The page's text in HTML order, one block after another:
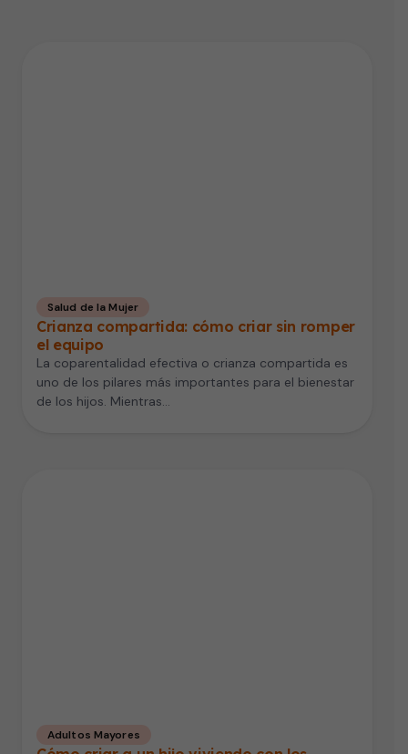
Salud de la Mujer
Crianza compartida: cómo criar sin romper
el equipo
La coparentalidad efectiva o crianza compartida es
uno de los pilares más importantes para el bienestar
de los hijos. Mientras…
Adultos Mayores